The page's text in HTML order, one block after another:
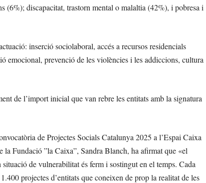
(6%); discapacitat, trastorn mental o malaltia (42%), i pobresa i
inserció sociolaboral, accés a recursos residencials
emocional, prevenció de les violències i les addiccions, cultura
de l’import inicial que van rebre les entitats amb la signatura
de Projectes Socials Catalunya 2025 a l’Espai Caixa
Fundació ”la Caixa”, Sandra Blanch, ha afirmat que «el
de vulnerabilitat és ferm i sostingut en el temps. Cada
projectes d’entitats que coneixen de prop la realitat de les